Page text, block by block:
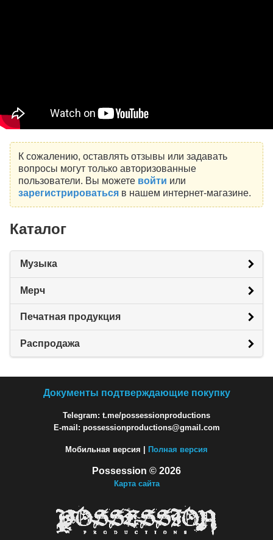
К сожалению, оставлять отзывы или задавать
вопросы могут только авторизованные
пользователи. Вы можете войти или
зарегистрироватьсяв нашем интернет-магазине.
Каталог
Музыка
Мерч
Печатная продукция
Распродажа
Документы подтверждающие покупку
Telegram: t.me/possessionproductions
E-mail: possessionproductions@gmail.com
Мобильная версия | Полная версия
Possession © 2026
Карта сайта